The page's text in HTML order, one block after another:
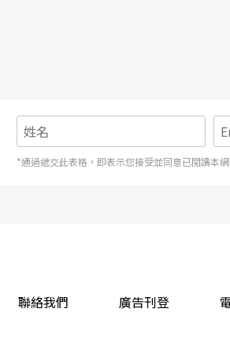
*通過遞交此表格，即表示您接受並同意已閱讀本
聯絡我們 廣告刊登